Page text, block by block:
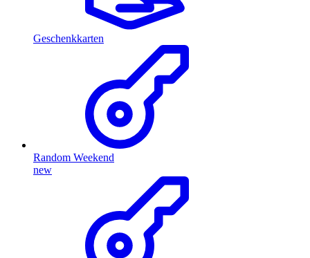
Geschenkkarten
Random Weekend
new